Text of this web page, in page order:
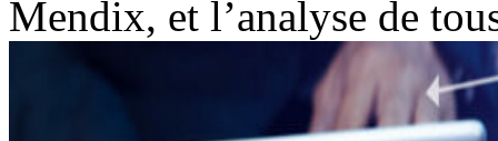
Mendix, et l’analyse de